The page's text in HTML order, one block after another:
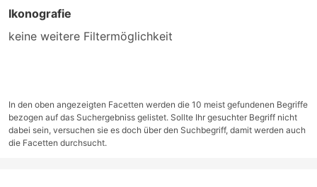
Ikonografie
keine weitere Filtermöglichkeit
In den oben angezeigten Facetten werden die 10 meist gefundenen Begriffe
bezogen auf das Suchergebniss gelistet. Sollte Ihr gesuchter Begriff nicht
dabei sein, versuchen sie es doch über den Suchbegriff, damit werden auch
die Facetten durchsucht.